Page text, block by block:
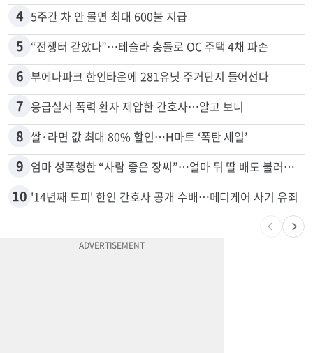
4 5주간 차 안 몰면 최대 600불 지급
5 “전쟁터 같았다”…테슬라 충돌로 OC 주택 4채 파손
6 부에나파크 한인타운에 281유닛 주거단지 들어선다
7 응급실서 폭력 환자 제압한 간호사…알고 보니
8 쌀·라면 값 최대 80% 할인…H마트 ‘폭탄 세일’
9 엄마 성폭행한 “사람 좋은 장씨”…얼마 뒤 딸 배도 불러왔다
10 '14년째 도피' 한인 간호사 공개 수배…메디케어 사기 유죄